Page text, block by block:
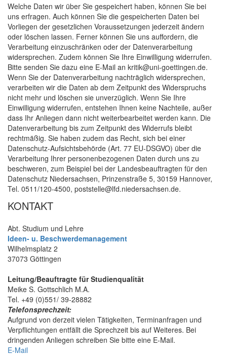
Welche Daten wir über Sie gespeichert haben, können Sie bei
uns erfragen. Auch können Sie die gespeicherten Daten bei
Vorliegen der gesetzlichen Voraussetzungen jederzeit ändern
oder löschen lassen. Ferner können Sie uns auffordern, die
Verarbeitung einzuschränken oder der Datenverarbeitung
widersprechen. Zudem können Sie Ihre Einwilligung widerrufen.
Bitte senden Sie dazu eine E-Mail an kritik@uni-goettingen.de.
Wenn Sie der Datenverarbeitung nachträglich widersprechen,
verarbeiten wir die Daten ab dem Zeitpunkt des Widerspruchs
nicht mehr und löschen sie unverzüglich. Wenn Sie Ihre
Einwilligung widerrufen, entstehen Ihnen keine Nachteile, außer
dass Ihr Anliegen dann nicht weiterbearbeitet werden kann. Die
Datenverarbeitung bis zum Zeitpunkt des Widerrufs bleibt
rechtmäßig. Sie haben zudem das Recht, sich bei einer
Datenschutz-Aufsichtsbehörde (Art. 77 EU-DSGVO) über die
Verarbeitung Ihrer personenbezogenen Daten durch uns zu
beschweren, zum Beispiel bei der Landesbeauftragten für den
Datenschutz Niedersachsen, Prinzenstraße 5, 30159 Hannover,
Tel. 0511/120-4500, poststelle@lfd.niedersachsen.de.
KONTAKT
Abt. Studium und Lehre
Ideen- u. Beschwerdemanagement
Wilhelmsplatz 2
37073 Göttingen
Leitung/Beauftragte für Studienqualität
Meike S. Gottschlich M.A.
Tel. +49 (0)551/ 39-28882
Telefonsprechzeit:
Aufgrund von derzeit vielen Tätigkeiten, Terminanfragen und
Verpflichtungen entfällt die Sprechzeit bis auf Weiteres. Bei
dringenden Anliegen schreiben Sie bitte eine E-Mail.
E-Mail